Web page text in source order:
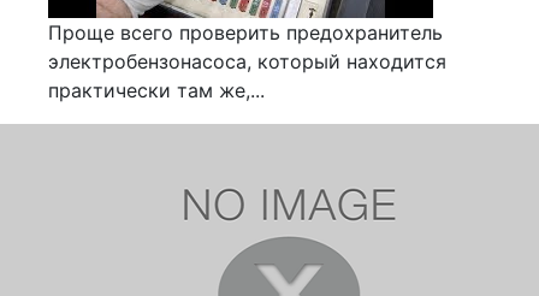
Проще всего проверить предохранитель
электробензонасоса, который находится
практически там же,...